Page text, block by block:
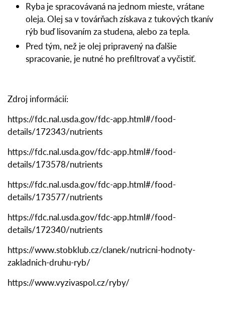
Ryba je spracovávaná na jednom mieste, vrátane
oleja. Olej sa v továrňach získava z tukových tkanív
rýb buď lisovaním za studena, alebo za tepla.
Pred tým, než je olej pripravený na ďalšie
spracovanie, je nutné ho prefiltrovať a vyčistiť.
Zdroj informácií:
https://fdc.nal.usda.gov/fdc-app.html#/food-
details/172343/nutrients
https://fdc.nal.usda.gov/fdc-app.html#/food-
details/173578/nutrients
https://fdc.nal.usda.gov/fdc-app.html#/food-
details/173577/nutrients
https://fdc.nal.usda.gov/fdc-app.html#/food-
details/172340/nutrients
https://www.stobklub.cz/clanek/nutricni-hodnoty-
zakladnich-druhu-ryb/
https://www.vyzivaspol.cz/ryby/